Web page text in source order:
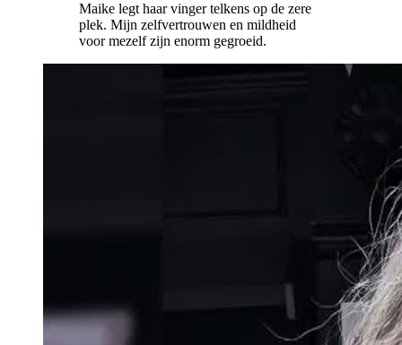
Maike legt haar vinger telkens op de zere
plek. Mijn zelfvertrouwen en mildheid
voor mezelf zijn enorm gegroeid.